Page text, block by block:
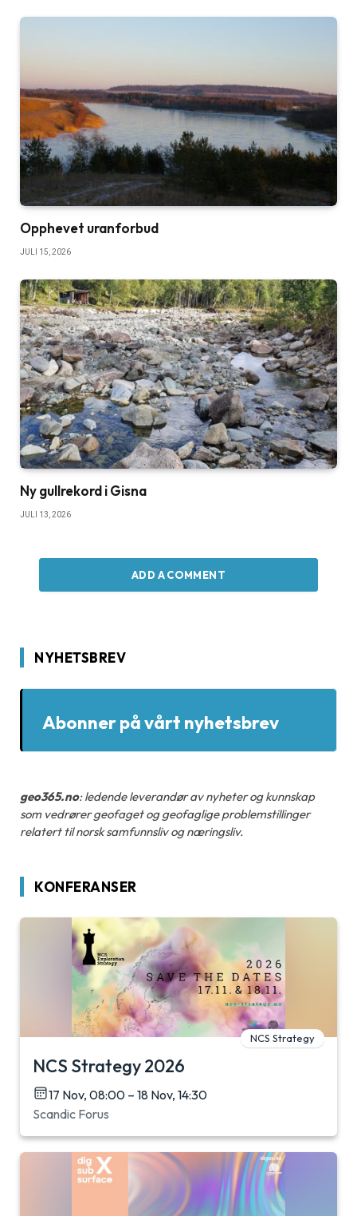
Opphevet uranforbud
JULI 15, 2026
Ny gullrekord i Gisna
JULI 13, 2026
ADD A COMMENT
NYHETSBREV
Abonner på vårt nyhetsbrev
geo365.no: ledende leverandør av nyheter og kunnskap
som vedrører geofaget og geofaglige problemstillinger
relatert til norsk samfunnsliv og næringsliv.
KONFERANSER
NCS Strategy
NCS Strategy 2026
17 Nov, 08:00 – 18 Nov, 14:30
Scandic Forus